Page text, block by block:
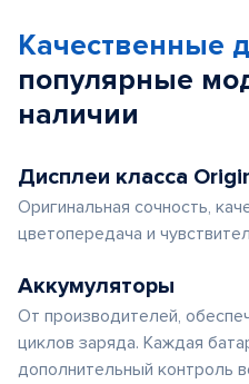
Качественные
популярные
наличии
Дисплеи класса
Оригинальная сочность,
цветопередача и
Аккумуляторы
От производителей,
циклов заряда. Каждая
дополнительный контроль